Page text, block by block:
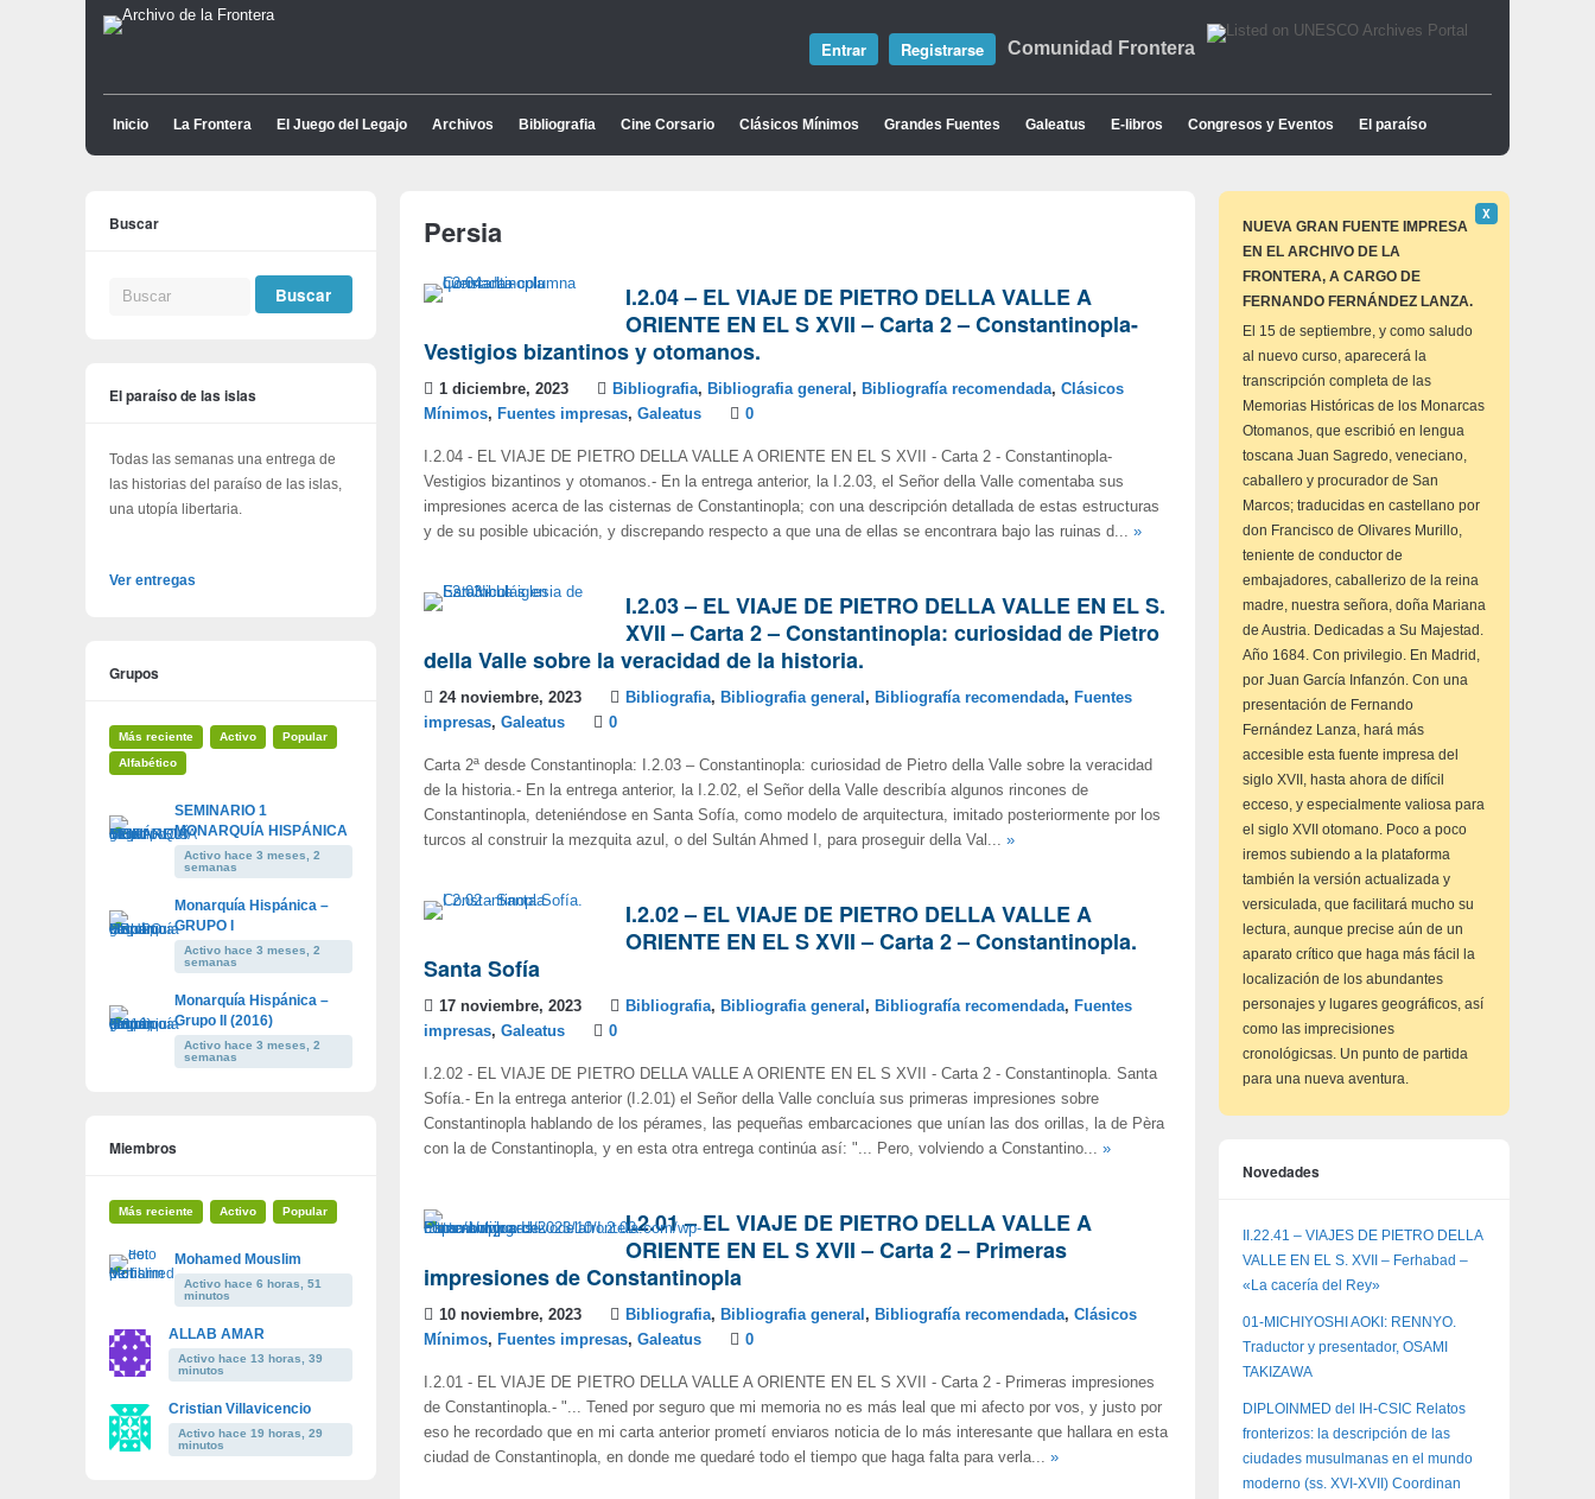
Comunidad Frontera
Entrar Registrarse
Inicio La Frontera El Juego del Legajo Archivos Bibliografia Cine Corsario Clásicos Mínimos Grandes Fuentes Galeatus E-libros Congresos y Eventos El paraíso
Persia
I.2.04 – EL VIAJE DE PIETRO DELLA VALLE A
ORIENTE EN EL S XVII – Carta 2 – Constantinopla-
Vestigios bizantinos y otomanos.
1 diciembre, 2023 Bibliografia, Bibliografia general , Bibliografía recomendada, Clásicos
Mínimos, Fuentes impresas, Galeatus 0
I.2.04 - EL VIAJE DE PIETRO DELLA VALLE A ORIENTE EN EL S XVII - Carta 2 - Constantinopla-
Vestigios bizantinos y otomanos.- En la entrega anterior, la I.2.03, el Señor della Valle comentaba sus
impresiones acerca de las cisternas de Constantinopla; con una descripción detallada de estas estructuras
y de su posible ubicación, y discrepando respecto a que una de ellas se encontrara bajo las ruinas d... »
I.2.03 – EL VIAJE DE PIETRO DELLA VALLE EN EL S.
XVII – Carta 2 – Constantinopla: curiosidad de Pietro
della Valle sobre la veracidad de la historia.
24 noviembre, 2023 Bibliografia, Bibliografia general , Bibliografía recomendada, Fuentes
impresas, Galeatus 0
Carta 2ª desde Constantinopla: I.2.03 – Constantinopla: curiosidad de Pietro della Valle sobre la veracidad
de la historia.- En la entrega anterior, la I.2.02, el Señor della Valle describía algunos rincones de
Constantinopla, deteniéndose en Santa Sofía, como modelo de arquitectura, imitado posteriormente por los
turcos al construir la mezquita azul, o del Sultán Ahmed I, para proseguir della Val... »
I.2.02 – EL VIAJE DE PIETRO DELLA VALLE A
ORIENTE EN EL S XVII – Carta 2 – Constantinopla.
Santa Sofía
17 noviembre, 2023 Bibliografia, Bibliografia general , Bibliografía recomendada, Fuentes
impresas, Galeatus 0
I.2.02 - EL VIAJE DE PIETRO DELLA VALLE A ORIENTE EN EL S XVII - Carta 2 - Constantinopla. Santa
Sofía.- En la entrega anterior (I.2.01) el Señor della Valle concluía sus primeras impresiones sobre
Constantinopla hablando de los pérames, las pequeñas embarcaciones que unían las dos orillas, la de Pèra
con la de Constantinopla, y en esta otra entrega continúa así: "... Pero, volviendo a Constantino... »
I.2.01 – EL VIAJE DE PIETRO DELLA VALLE A
ORIENTE EN EL S XVII – Carta 2 – Primeras
impresiones de Constantinopla
10 noviembre, 2023 Bibliografia, Bibliografia general , Bibliografía recomendada, Clásicos
Mínimos, Fuentes impresas, Galeatus 0
I.2.01 - EL VIAJE DE PIETRO DELLA VALLE A ORIENTE EN EL S XVII - Carta 2 - Primeras impresiones
de Constantinopla.- "... Tened por seguro que mi memoria no es más leal que mi afecto por vos, y justo por
eso he recordado que en mi carta anterior prometí enviaros noticia de lo más interesante que hallara en esta
ciudad de Constantinopla, en donde me quedaré todo el tiempo que haga falta para verla... »
Buscar
El paraíso de las islas
Todas las semanas una entrega de
las historias del paraíso de las islas,
una utopía libertaria.
Ver entregas
Grupos
Más reciente Activo
Popular
Alfabético
SEMINARIO 1
MONARQUÍA HISPÁNICA
Activo hace 3 meses, 2
semanas
Monarquía Hispánica –
GRUPO I
Activo hace 3 meses, 2
semanas
Monarquía Hispánica –
Grupo II (2016)
Activo hace 3 meses, 2
semanas
Miembros
Más reciente Activo Popular
Mohamed Mouslim
Activo hace 6 horas, 51
minutos
ALLAB AMAR
Activo hace 13 horas, 39
minutos
Cristian Villavicencio
Activo hace 19 horas, 29
minutos
NUEVA GRAN FUENTE IMPRESA
EN EL ARCHIVO DE LA
FRONTERA, A CARGO DE
FERNANDO FERNÁNDEZ LANZA.
Descartar
este
Χ
El 15 de septiembre, y como saludo
al nuevo curso, aparecerá la
transcripción completa de las
Memorias Históricas de los Monarcas
Otomanos, que escribió en lengua
toscana Juan Sagredo, veneciano,
caballero y procurador de San
Marcos; traducidas en castellano por
don Francisco de Olivares Murillo,
teniente de conductor de
embajadores, caballerizo de la reina
madre, nuestra señora, doña Mariana
de Austria. Dedicadas a Su Majestad.
Año 1684. Con privilegio. En Madrid,
por Juan García Infanzón. Con una
presentación de Fernando
Fernández Lanza, hará más
accesible esta fuente impresa del
siglo XVII, hasta ahora de difícil
ecceso, y especialmente valiosa para
el siglo XVII otomano. Poco a poco
iremos subiendo a la plataforma
también la versión actualizada y
versiculada, que facilitará mucho su
lectura, aunque precise aún de un
aparato crítico que haga más fácil la
localización de los abundantes
personajes y lugares geográficos, así
como las imprecisiones
cronológicsas. Un punto de partida
para una nueva aventura.
Novedades
II.22.41 – VIAJES DE PIETRO DELLA
VALLE EN EL S. XVII – Ferhabad –
«La cacería del Rey»
01-MICHIYOSHI AOKI: RENNYO.
Traductor y presentador, OSAMI
TAKIZAWA
DIPLOINMED del IH-CSIC Relatos
fronterizos: la descripción de las
ciudades musulmanas en el mundo
moderno (ss. XVI-XVII) Coordinan